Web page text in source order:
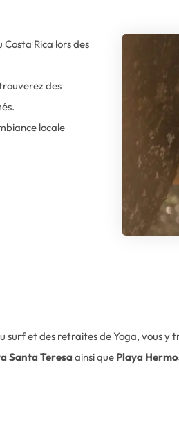
Rica lors des
des
locale
surf et des retraites de Yoga, vous
Santa Teresa ainsi que Playa